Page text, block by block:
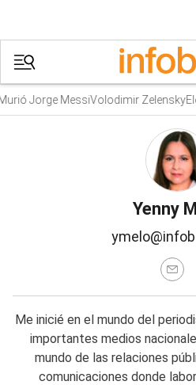
Jorge MessiVolodimir Zelensky
Yenny
Me inicié en el mundo del
importantes medios
mundo de las relaciones
comunicaciones donde